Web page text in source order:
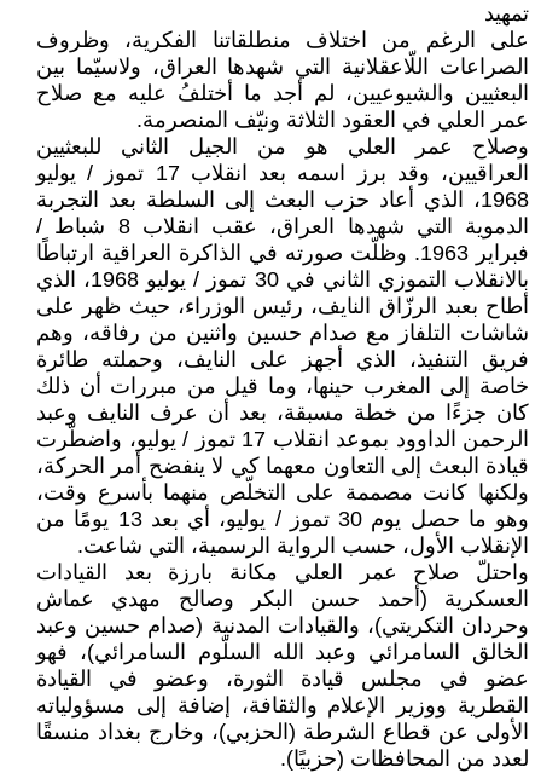
تمهيد
على الرغم من اختلاف منطلقاتنا الفكرية، وظروف
الصراعات اللّاعقلانية التي شهدها العراق، ولاسيّما بين
البعثيين والشيوعيين، لم أجد ما أختلفُ عليه مع صلاح
عمر العلي في العقود الثلاثة ونيّف المنصرمة.
وصلاح عمر العلي هو من الجيل الثاني للبعثيين
العراقيين، وقد برز اسمه بعد انقلاب 17 تموز / يوليو
1968، الذي أعاد حزب البعث إلى السلطة بعد التجربة
الدموية التي شهدها العراق، عقب انقلاب 8 شباط /
فبراير 1963. وظلّت صورته في الذاكرة العراقية ارتباطًا
بالانقلاب التموزي الثاني في 30 تموز / يوليو 1968، الذي
أطاح بعبد الرزّاق النايف، رئيس الوزراء، حيث ظهر على
شاشات التلفاز مع صدام حسين واثنين من رفاقه، وهم
فريق التنفيذ، الذي أجهز على النايف، وحملته طائرة
خاصة إلى المغرب حينها، وما قيل من مبررات أن ذلك
كان جزءًا من خطة مسبقة، بعد أن عرف النايف وعبد
الرحمن الداوود بموعد انقلاب 17 تموز / يوليو، واضطّرت
قيادة البعث إلى التعاون معهما كي لا ينفضح أمر الحركة،
ولكنها كانت مصممة على التخلّص منهما بأسرع وقت،
وهو ما حصل يوم 30 تموز / يوليو، أي بعد 13 يومًا من
الإنقلاب الأول، حسب الرواية الرسمية، التي شاعت.
واحتلّ صلاح عمر العلي مكانة بارزة بعد القيادات
العسكرية (أحمد حسن البكر وصالح مهدي عماش
وحردان التكريتي)، والقيادات المدنية (صدام حسين وعبد
الخالق السامرائي وعبد الله السلّوم السامرائي)، فهو
عضو في مجلس قيادة الثورة، وعضو في القيادة
القطرية ووزير الإعلام والثقافة، إضافة إلى مسؤولياته
الأولى عن قطاع الشرطة (الحزبي)، وخارج بغداد منسقًا
لعدد من المحافظات (حزبيًا).